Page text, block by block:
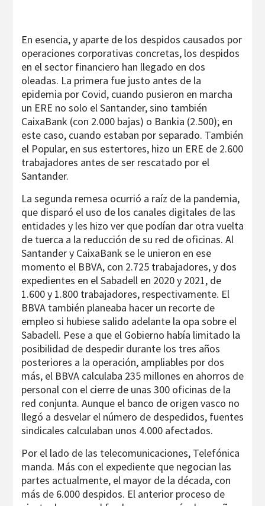
En esencia, y aparte de los despidos causados por
operaciones corporativas concretas, los despidos
en el sector financiero han llegado en dos
oleadas. La primera fue justo antes de la
epidemia por Covid, cuando pusieron en marcha
un ERE no solo el Santander, sino también
CaixaBank (con 2.000 bajas) o Bankia (2.500); en
este caso, cuando estaban por separado. También
el Popular, en sus estertores, hizo un ERE de 2.600
trabajadores antes de ser rescatado por el
Santander.
La segunda remesa ocurrió a raíz de la pandemia,
que disparó el uso de los canales digitales de las
entidades y les hizo ver que podían dar otra vuelta
de tuerca a la reducción de su red de oficinas. Al
Santander y CaixaBank se le unieron en ese
momento el BBVA, con 2.725 trabajadores, y dos
expedientes en el Sabadell en 2020 y 2021, de
1.600 y 1.800 trabajadores, respectivamente. El
BBVA también planeaba hacer un recorte de
empleo si hubiese salido adelante la opa sobre el
Sabadell. Pese a que el Gobierno había limitado la
posibilidad de despedir durante los tres años
posteriores a la operación, ampliables por dos
más, el BBVA calculaba 235 millones en ahorros de
personal con el cierre de unas 300 oficinas de la
red conjunta. Aunque el banco de origen vasco no
llegó a desvelar el número de despedidos, fuentes
sindicales calculaban unos 4.000 afectados.
Por el lado de las telecomunicaciones, Telefónica
manda. Más con el expediente que negocian las
partes actualmente, el mayor de la década, con
más de 6.000 despidos. El anterior proceso de